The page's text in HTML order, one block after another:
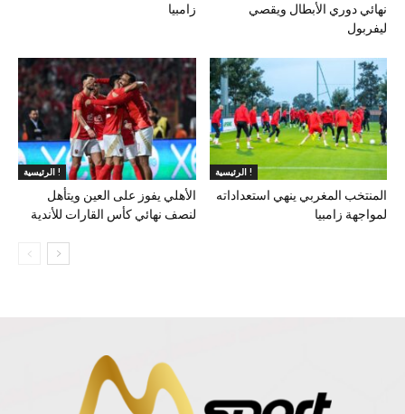
زامبيا
نهائي دوري الأبطال ويقصي
ليفربول
الرئيسية !
الأهلي يفوز على العين ويتأهل
لنصف نهائي كأس القارات للأندية
الرئيسية !
المنتخب المغربي ينهي استعداداته
لمواجهة زامبيا